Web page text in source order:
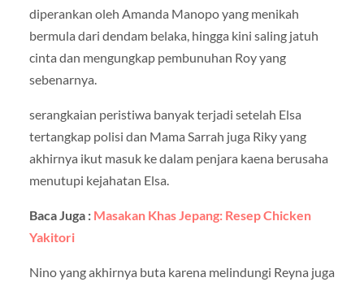
diperankan oleh Amanda Manopo yang menikah
bermula dari dendam belaka, hingga kini saling jatuh
cinta dan mengungkap pembunuhan Roy yang
sebenarnya.
serangkaian peristiwa banyak terjadi setelah Elsa
tertangkap polisi dan Mama Sarrah juga Riky yang
akhirnya ikut masuk ke dalam penjara kaena berusaha
menutupi kejahatan Elsa.
Baca Juga : Masakan Khas Jepang: Resep Chicken
Yakitori
Nino yang akhirnya buta karena melindungi Reyna juga